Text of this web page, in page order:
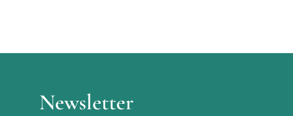
Newsletter